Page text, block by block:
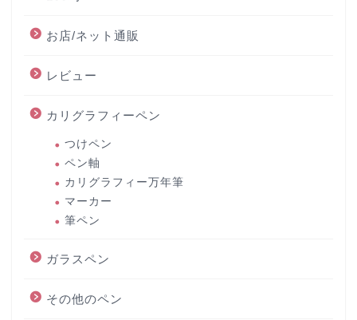
お店/ネット通販
レビュー
カリグラフィーペン
つけペン
ペン軸
カリグラフィー万年筆
マーカー
筆ペン
ガラスペン
その他のペン